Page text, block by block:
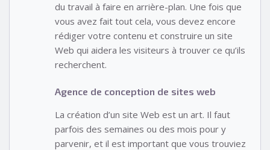
du travail à faire en arrière-plan. Une fois que
vous avez fait tout cela, vous devez encore
rédiger votre contenu et construire un site
Web qui aidera les visiteurs à trouver ce qu’ils
recherchent.
Agence de conception de sites web
La création d’un site Web est un art. Il faut
parfois des semaines ou des mois pour y
parvenir, et il est important que vous trouviez